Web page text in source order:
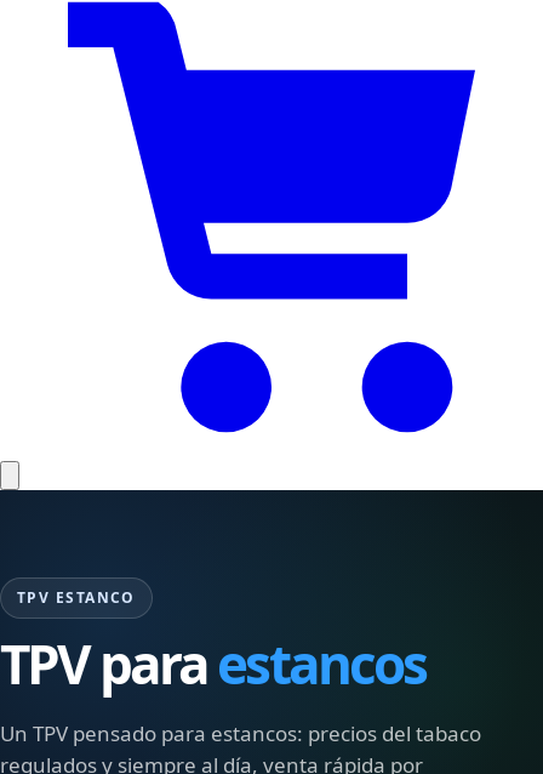
TPV ESTANCO
TPV paraestancos
Un TPV pensado para estancos: precios del tabaco
regulados y siempre al día, venta rápida por